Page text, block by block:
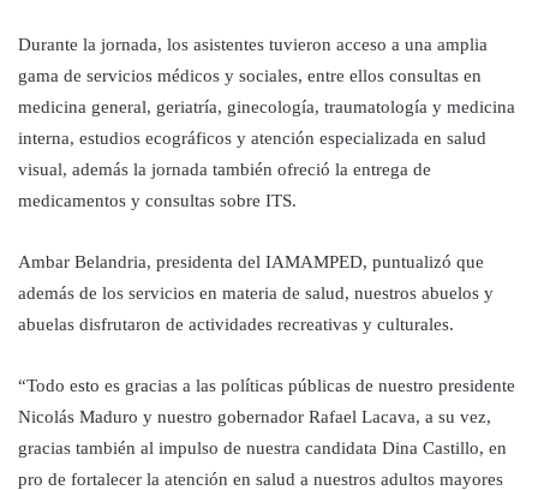
Durante la jornada, los asistentes tuvieron acceso a una amplia
gama de servicios médicos y sociales, entre ellos consultas en
medicina general, geriatría, ginecología, traumatología y medicina
interna, estudios ecográficos y atención especializada en salud
visual, además la jornada también ofreció la entrega de
medicamentos y consultas sobre ITS.
Ambar Belandria, presidenta del IAMAMPED, puntualizó que
además de los servicios en materia de salud, nuestros abuelos y
abuelas disfrutaron de actividades recreativas y culturales.
“Todo esto es gracias a las políticas públicas de nuestro presidente
Nicolás Maduro y nuestro gobernador Rafael Lacava, a su vez,
gracias también al impulso de nuestra candidata Dina Castillo, en
pro de fortalecer la atención en salud a nuestros adultos mayores